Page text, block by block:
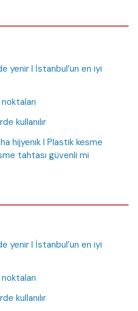
yenir I İstanbul’un en iyi
kullanılır
hijyenik I Plastik kesme
tahtası güvenli mi
yenir I İstanbul’un en iyi
kullanılır